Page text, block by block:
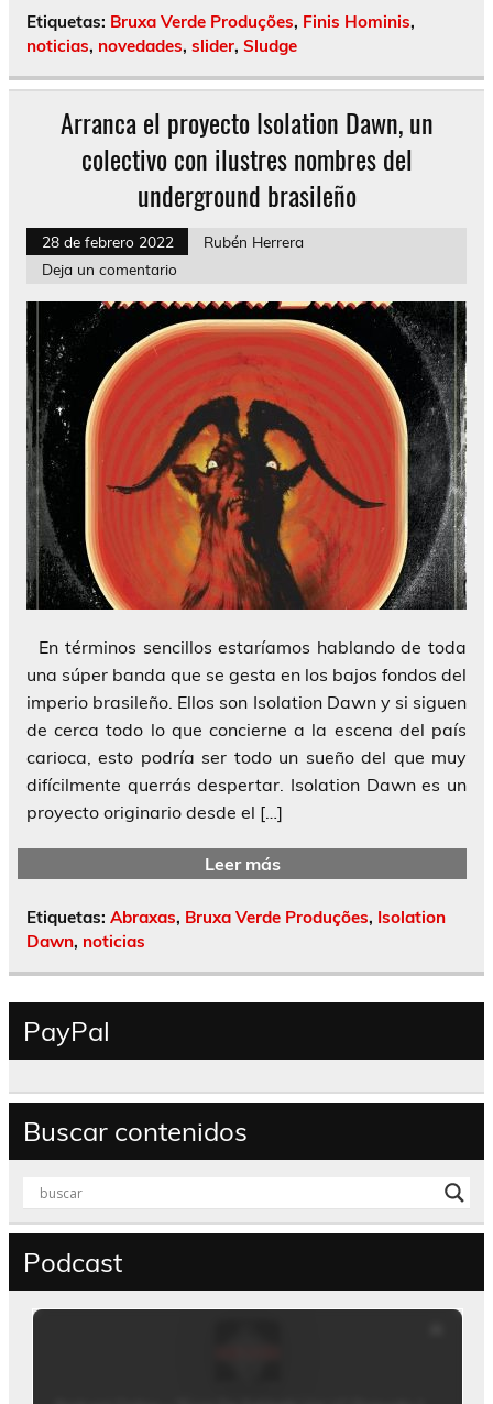
Etiquetas: Bruxa Verde Produções, Finis Hominis,
noticias, novedades, slider, Sludge
Arranca el proyecto Isolation Dawn, un
colectivo con ilustres nombres del
underground brasileño
28 de febrero 2022
Rubén Herrera
Deja un comentario
En términos sencillos estaríamos hablando de toda
una súper banda que se gesta en los bajos fondos del
imperio brasileño. Ellos son Isolation Dawn y si siguen
de cerca todo lo que concierne a la escena del país
carioca, esto podría ser todo un sueño del que muy
difícilmente querrás despertar. Isolation Dawn es un
proyecto originario desde el […]
Leer más
Etiquetas: Abraxas, Bruxa Verde Produções, Isolation
Dawn, noticias
PayPal
Buscar contenidos
Podcast